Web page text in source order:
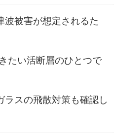
波被害が想定されるた
たい活断層のひとつで
スの飛散対策も確認し